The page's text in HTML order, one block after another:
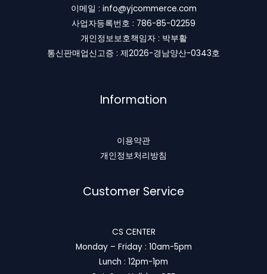
이메일 : info@yjcommerce.com
사업자등록번호 : 786-85-02259
개인정보보호책임자 : 박부활
통신판매업신고증 : 제2026-경남양산-0343호
Information
이용약관
개인정보처리방침
Customer Service
CS CENTER
Monday – Friday : 10am-5pm
Lunch : 12pm-1pm